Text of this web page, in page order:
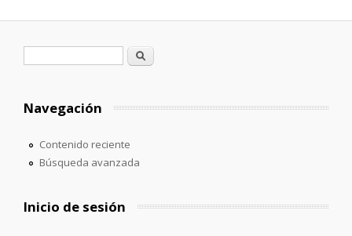
Formulario de búsqueda
Buscar
Navegación
Contenido reciente
Búsqueda avanzada
Inicio de sesión